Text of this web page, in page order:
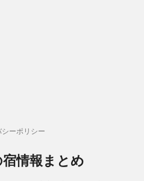
シーポリシー
情報まとめ